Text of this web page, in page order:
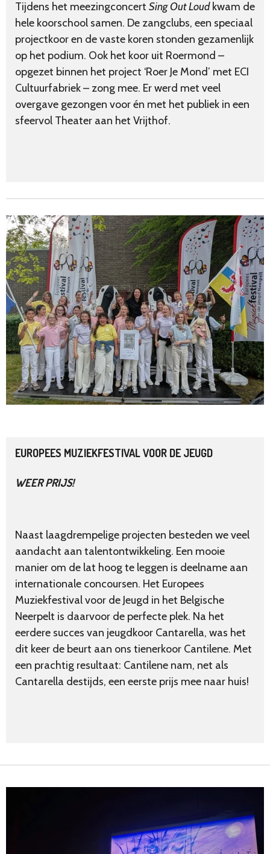
Tijdens het meezingconcert Sing Out Loudkwam de
hele koorschool samen. De zangclubs, een speciaal
projectkoor en de vaste koren stonden gezamenlijk
op het podium. Ook het koor uit Roermond –
opgezet binnen het project ‘Roer Je Mond’ met ECI
Cultuurfabriek – zong mee. Er werd met veel
overgave gezongen voor én met het publiek in een
sfeervol Theater aan het Vrijthof.
EUROPEES MUZIEKFESTIVAL VOOR DE JEUGD
WEER PRIJS!
Naast laagdrempelige projecten besteden we veel
aandacht aan talentontwikkeling. Een mooie
manier om de lat hoog te leggen is deelname aan
internationale concoursen. Het Europees
Muziekfestival voor de Jeugd in het Belgische
Neerpelt is daarvoor de perfecte plek. Na het
eerdere succes van jeugdkoor Cantarella, was het
dit keer de beurt aan ons tienerkoor Cantilene. Met
een prachtig resultaat: Cantilene nam, net als
Cantarella destijds, een eerste prijs mee naar huis!